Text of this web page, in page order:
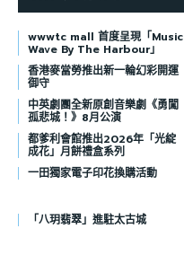
wwwtc mall 首度呈現「Music
Wave By The Harbour」
香港麥當勞推出新一輪幻彩開運
御守
中英劇團全新原創音樂劇《勇闖
孤悲城！》8月公演
都爹利會館推出2026年「光綻
成花」月餅禮盒系列
一田獨家電子印花換購活動
「八玥翡翠」進駐太古城